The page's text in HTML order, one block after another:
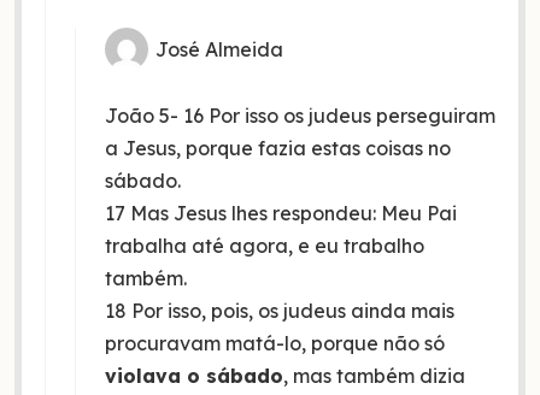
José Almeida
João 5- 16 Por isso os judeus perseguiram
a Jesus, porque fazia estas coisas no
sábado.
17 Mas Jesus lhes respondeu: Meu Pai
trabalha até agora, e eu trabalho
também.
18 Por isso, pois, os judeus ainda mais
procuravam matá-lo, porque não só
violava o sábado, mas também dizia